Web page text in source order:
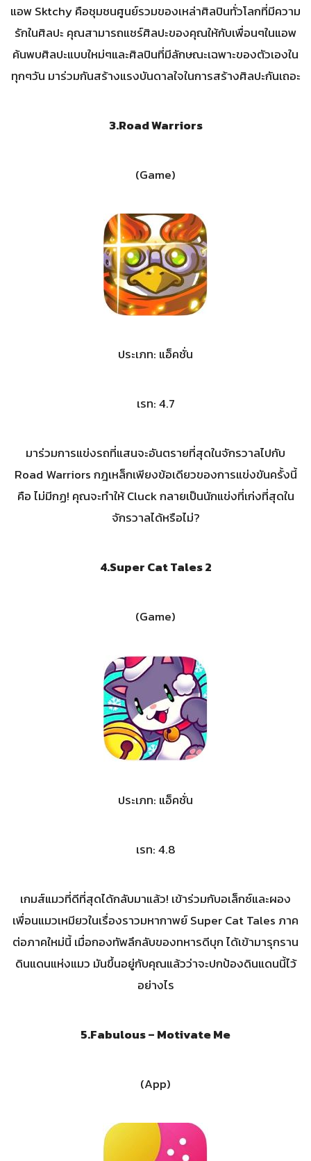
แอพ Sktchy คือชุมชนศูนย์รวมของเหล่าศิลปินทั่วโลกที่มีความ
รักในศิลปะ คุณสามารถแชร์ศิลปะของคุณให้กับเพื่อนๆในแอพ
ค้นพบศิลปะแบบใหม่ๆและศิลปินที่มีลักษณะเฉพาะของตัวเองใน
ทุกๆวัน มาร่วมกันสร้างแรงบันดาลใจในการสร้างศิลปะกันเถอะ
3.Road Warriors
(Game)
ประเภท: แอ็คชั่น
เรท: 4.7
มาร่วมการแข่งรถที่แสนจะอันตรายที่สุดในจักรวาลไปกับ
Road Warriors กฎเหล็กเพียงข้อเดียวของการแข่งขันครั้งนี้
คือ ไม่มีกฏ! คุณจะทำให้ Cluck กลายเป็นนักแข่งที่เก่งที่สุดใน
จักรวาลได้หรือไม่?
4.Super Cat Tales 2
(Game)
ประเภท: แอ็คชั่น
เรท: 4.8
เกมส์แมวที่ดีที่สุดได้กลับมาแล้ว! เข้าร่วมกับอเล็กซ์และผอง
เพื่อนแมวเหมียวในเรื่องราวมหากาพย์ Super Cat Tales ภาค
ต่อภาคใหม่นี้ เมื่อกองทัพลึกลับของทหารดีบุก ได้เข้ามารุกราน
ดินแดนแห่งแมว มันขึ้นอยู่กับคุณแล้วว่าจะปกป้องดินแดนนี้ไว้
อย่างไร
5.Fabulous – Motivate Me
(App)